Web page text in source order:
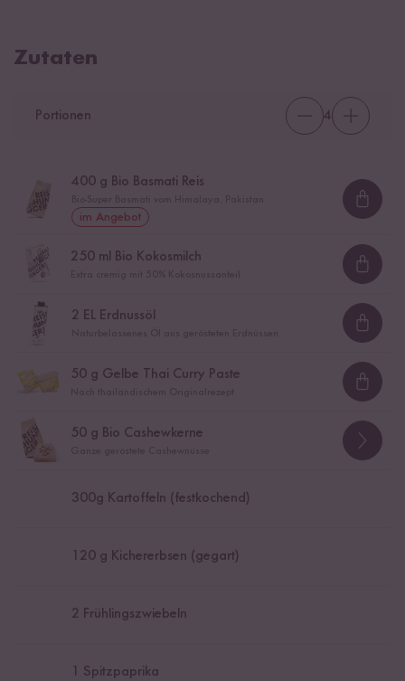
Zutaten
Portionen 4
400 g Bio Basmati Reis
im Angebot
250 ml Bio Kokosmilch
2 EL Erdnussöl
50 g Gelbe Thai Curry Paste
50 g Bio Cashewkerne
300g Kartoffeln (festkochend)
120 g Kichererbsen (gegart)
2 Frühlingszwiebeln
1 Spitzpaprika